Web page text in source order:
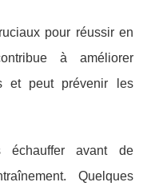
pour réussir en
à améliorer
et peut prévenir les
échauffer avant de
Quelques